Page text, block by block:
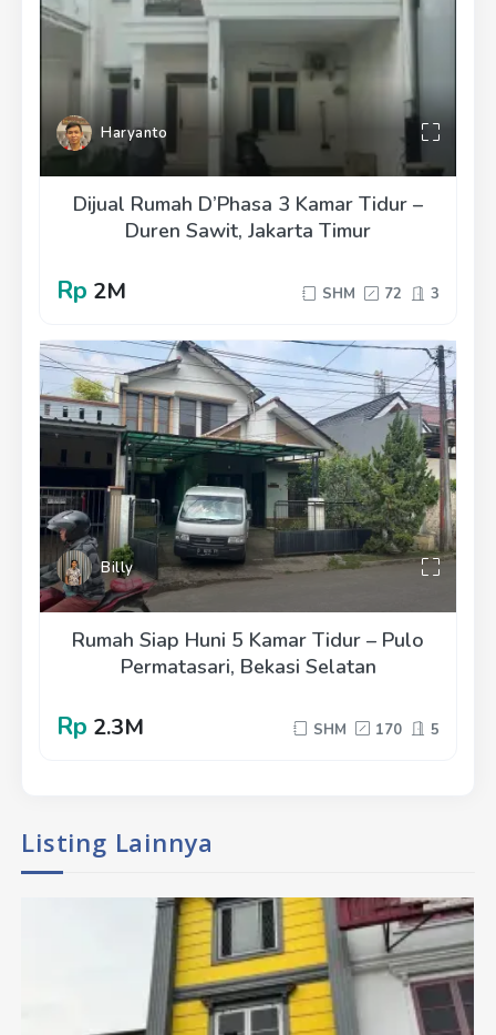
Haryanto
Dijual Rumah D’Phasa 3 Kamar Tidur –
Duren Sawit, Jakarta Timur
Rp 2M SHM 72 3
Billy
Rumah Siap Huni 5 Kamar Tidur – Pulo
Permatasari, Bekasi Selatan
Rp 2.3M SHM 170 5
Listing Lainnya